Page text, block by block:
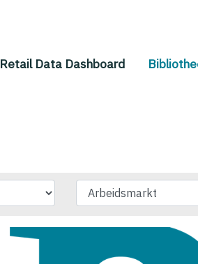
Retail Data Dashboard